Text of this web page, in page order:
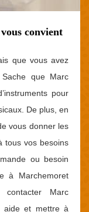
convient
que vous avez
que Marc
pour
De plus, en
vous donner les
tous vos besoins
ou besoin
à Marchemoret
Marc
aide et mettre à